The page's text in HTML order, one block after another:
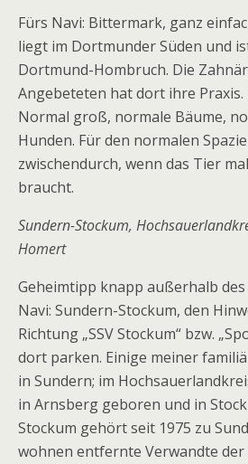
Fürs Navi: Bittermark, ganz
liegt im Dortmunder Süden und
Dortmund-Hombruch. Die
Angebeteten hat dort ihre Praxis.
Normal groß, normale Bäume,
Hunden. Für den normalen
zwischendurch, wenn das Tier
braucht.
Sundern-Stockum,
Homert
Geheimtipp knapp außerhalb des
Navi: Sundern-Stockum, den
Richtung „SSV Stockum“ bzw.
dort parken. Einige meiner
in Sundern; im
in Arnsberg geboren und in
Stockum gehört seit 1975 zu
wohnen entfernte Verwandte der